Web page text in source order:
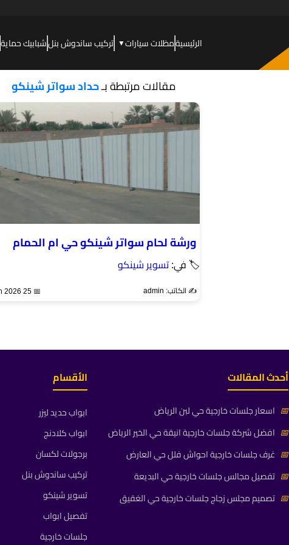
الرئيسيةمظلات سيارات▼ تركيب ساندوش بنلشبابيك حماية
مقالات مرتبطة بـحداد سواتر شينكو
ورشة لحام سواتر شينكو حي ام الحمام
🏷 في:تسوير شينكو
✍️ الكاتب: admin 📅 25 Jun 2026
أحدث المقالات
📅 اسعار جلسات خارجية حي لبن الرياض
📅 افضل شركة جلسات خارجية انيقة حي الخير الرياض
📅 غرف جلسات خارجية احواش فلل حي العارض
📅 تفصيل مجالس جلسات خارجية حي البديعة
📅 تصميم مجلس زجاج جلسات خارجية حي الغقيق
الأقسام
ابواب حديد ليزر
ابواب كلادنج
برجولات لكسان
تركيب ساندوش بنل
تسوير شينكو
تفصيل ابواب
جلسات خارجية